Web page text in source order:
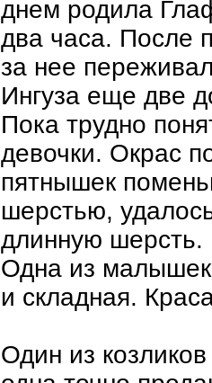
днем родила
два часа. После
за нее
Ингуза еще две
Пока трудно
девочки. Окрас
пятнышек
шерстью,
длинную шерсть.
Одна из малышек
и складная.
Один из